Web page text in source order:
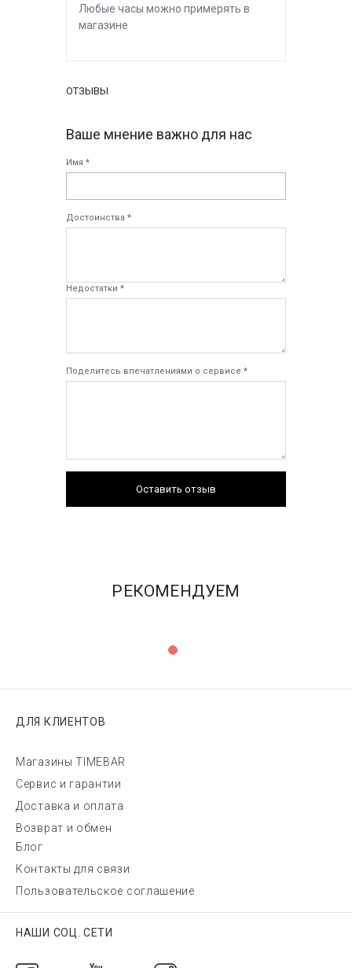
Любые часы можно примерять в
магазине
ОТЗЫВЫ
Ваше мнение важно для нас
Имя *
Достоинства *
Недостатки *
Поделитесь впечатлениями о сервисе *
Оставить отзыв
РЕКОМЕНДУЕМ
ДЛЯ КЛИЕНТОВ
Магазины TIMEBAR
Сервис и гарантии
Доставка и оплата
Возврат и обмен
Блог
Контакты для связи
Пользовательское соглашение
НАШИ СОЦ. СЕТИ